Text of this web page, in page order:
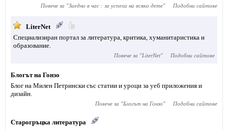
Повече за "Заедно в час : за успеха на всяко дете" Подобни сайтове
LiterNet
Специализиран портал за литература, критика, хуманитаристика и
образование.
Повече за "LiterNet" Подобни сайтове
Блогът на Гонзо
Блог на Милен Петрински със статии и уроци за уеб приложения и
дизайн.
Повече за "Блогът на Гонзо" Подобни сайтове
Старогръцка литература